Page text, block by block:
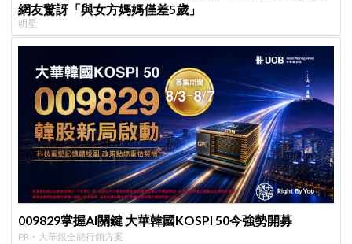
網友驚訝「與女方媽媽僅差5歲」
明星
009829掌握AI關鍵 大華韓國KOSPI 50今強勢開募
PR・大華銀全能行銷方案